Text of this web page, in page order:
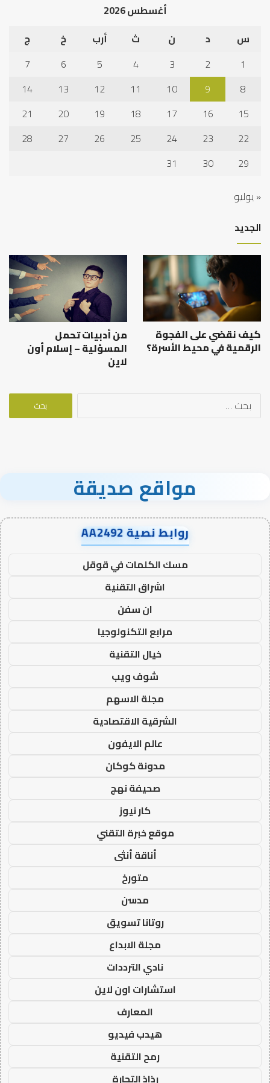
أغسطس 2026
س
د ن ث أرب خ
ج
1
2
3
4
5
6
7
8
9
10
11
12
13
14
15
16
17
18
19
20
21
22
23
24
25
26
27
28
29
30
31
« يوليو
الجديد
كيف نقضي على الفجوة
الرقمية في محيط الأسرة؟
من أدبيات تحمل
المسؤلية – إسلام أون
لاين
البحث
مواقع صديقة
روابط نصية AA2492
مسك الكلمات في قوقل
اشراق التقنية
ان سفن
مرابع التكنولوجيا
خيال التقنية
شوف ويب
مجلة الاسهم
الشرقية الاقتصادية
عالم الايفون
مدونة كوكان
صحيفة نهج
كار نيوز
موقع خبرة التقني
أناقة أنثى
متورخ
مدسن
روتانا تسويق
مجلة الابداع
نادي الترددات
استشارات اون لاين
المعارف
هيدب فيديو
رمح التقنية
رذاذ التجارة